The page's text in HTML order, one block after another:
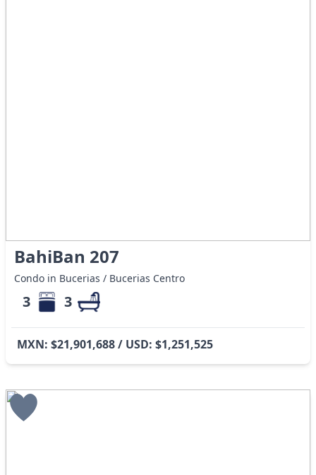
BahiBan 207
Condo in Bucerias / Bucerias Centro
3 3
MXN: $21,901,688 / USD: $1,251,525